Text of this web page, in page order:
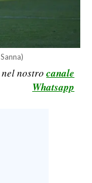
nostro canale
Whatsapp